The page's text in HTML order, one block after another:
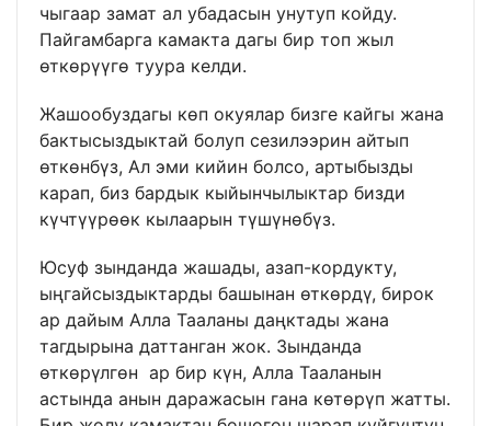
чыгаар замат ал убадасын унутуп койду.
Пайгамбарга камакта дагы бир топ жыл
өткөрүүгө туура келди.
Жашообуздагы көп окуялар бизге кайгы жана
бактысыздыктай болуп сезилээрин айтып
өткөнбүз, Ал эми кийин болсо, артыбызды
карап, биз бардык кыйынчылыктар бизди
күчтүүрөөк кылаарын түшүнөбүз.
Юсуф зынданда жашады, азап-кордукту,
ыңгайсыздыктарды башынан өткөрдү, бирок
ар дайым Алла Тааланы даңктады жана
тагдырына даттанган жок. Зынданда
өткөрүлгөн ар бир күн, Алла Тааланын
астында анын даражасын гана көтөрүп жатты.